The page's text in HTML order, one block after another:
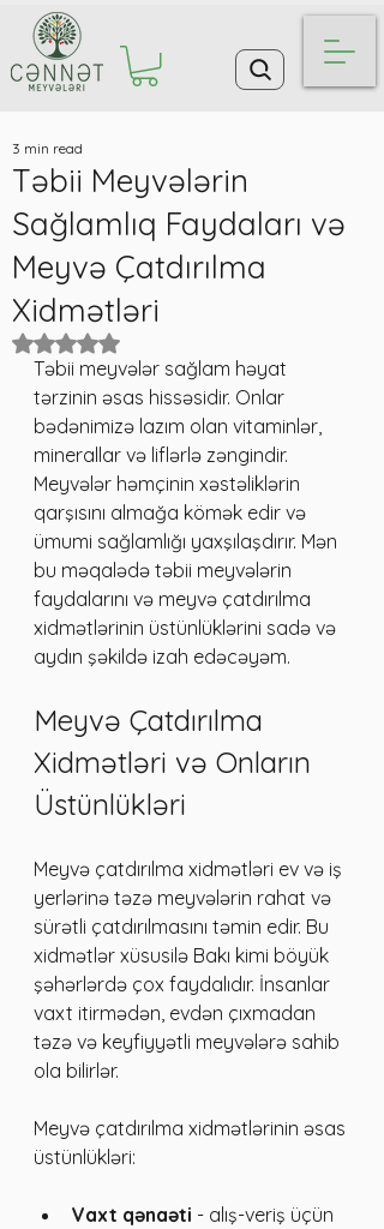
Təbii Meyvələrin
Sağlamlıq Faydaları və
Meyvə Çatdırılma
Xidmətləri
3 min read
Rated NaN out of 5 stars.
Təbii meyvələr sağlam həyat
tərzinin əsas hissəsidir. Onlar
bədənimizə lazım olan vitaminlər,
minerallar və liflərlə zəngindir.
Meyvələr həmçinin xəstəliklərin
qarşısını almağa kömək edir və
ümumi sağlamlığı yaxşılaşdırır. Mən
bu məqalədə təbii meyvələrin
faydalarını və meyvə çatdırılma
xidmətlərinin üstünlüklərini sadə və
aydın şəkildə izah edəcəyəm.
Meyvə Çatdırılma
Xidmətləri və Onların
Üstünlükləri
Meyvə çatdırılma xidmətləri ev və iş
yerlərinə təzə meyvələrin rahat və
sürətli çatdırılmasını təmin edir. Bu
xidmətlər xüsusilə Bakı kimi böyük
şəhərlərdə çox faydalıdır. İnsanlar
vaxt itirmədən, evdən çıxmadan
təzə və keyfiyyətli meyvələrə sahib
ola bilirlər.
Meyvə çatdırılma xidmətlərinin əsas
üstünlükləri:
Vaxt qənaəti - alış-veriş üçün